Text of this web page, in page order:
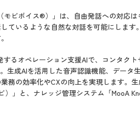
モビボイス®）」は、自由発話への対応
ているような自然な対話を可能にしま
るオペレーション支援AIで、コンタク
生成AIを活用した音声認識機能、データ
務の効率化やCXの向上を実現します。
）」と、ナレッジ管理システム「MooA